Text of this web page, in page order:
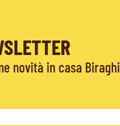
novità in casa Biraghi